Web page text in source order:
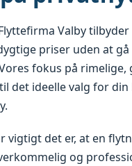
Valby tilbyder
priser uden at
fokus på rimelige,
det ideelle valg for
vigtigt det er, at en
og